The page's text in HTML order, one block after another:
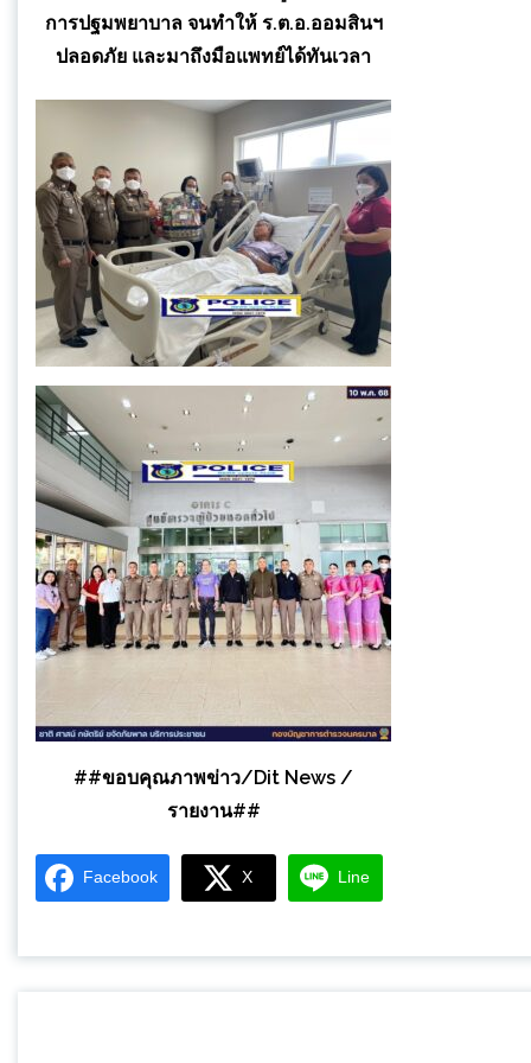
การปฐมพยาบาล จนทำให้ ร.ต.อ.ออมสินฯ
ปลอดภัย และมาถึงมือแพทย์ได้ทันเวลา
##ขอบคุณภาพข่าว/Dit News /
รายงาน##
Facebook X Line